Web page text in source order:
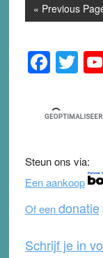
« Go
to
Previous
Primary
Sidebar
F
a
c
e
b
o
o
k
T
wi
tt
er
Steun ons via:
Een aankoop
Of eendonatie
Schrijf je in